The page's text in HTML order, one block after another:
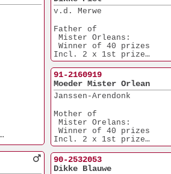
kopprijzen:
Winnaar 6. NAT NPO
1.  Harchies   2464d
1.  Strombeek   518d
1.  Hensies     534d
1.  Tours       197d
1.  St Quentin  294d
v.d. Merwe
Father of
Mister Orleans:
Winner of 40 prizes
Incl. 2 x 1st prize
He won in 1999:
4.Nat. NPO Orleans
Dikke Piet paired
with 419 gave 17x1st
prize winners
and super breeders
91-2160919
Moeder Mister Orlean
Janssen-Arendonk
Mother of
Mister Orelans:
Winner of 40 prizes
Incl. 2 x 1st prize
He won in 1999:
4.Nat. NPO Orleans
90-2532053
Dikke Blauwe